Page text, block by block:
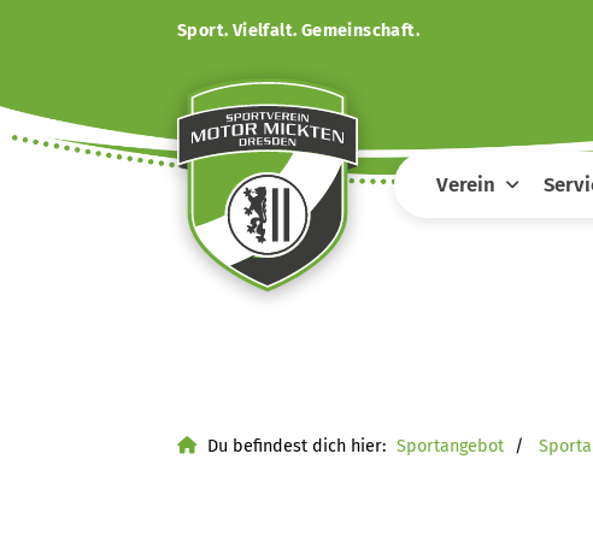
Sport. Vielfalt. Gemeinschaft.
Verein
Du befindest dich hier: Sportangebot